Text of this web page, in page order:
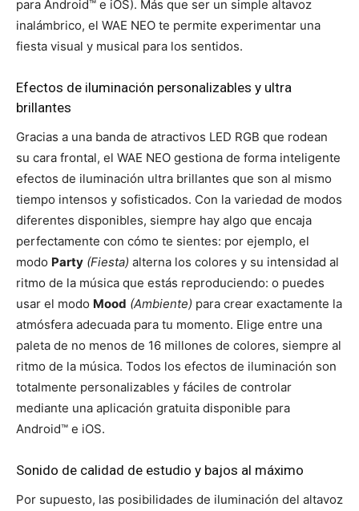
para Android™ e iOS). Más que ser un simple altavoz
inalámbrico, el WAE NEO te permite experimentar una
fiesta visual y musical para los sentidos.
Efectos de iluminación personalizables y ultra
brillantes
Gracias a una banda de atractivos LED RGB que rodean
su cara frontal, el WAE NEO gestiona de forma inteligente
efectos de iluminación ultra brillantes que son al mismo
tiempo intensos y sofisticados. Con la variedad de modos
diferentes disponibles, siempre hay algo que encaja
perfectamente con cómo te sientes: por ejemplo, el
modo Party (Fiesta) alterna los colores y su intensidad al
ritmo de la música que estás reproduciendo: o puedes
usar el modo Mood (Ambiente) para crear exactamente la
atmósfera adecuada para tu momento. Elige entre una
paleta de no menos de 16 millones de colores, siempre al
ritmo de la música. Todos los efectos de iluminación son
totalmente personalizables y fáciles de controlar
mediante una aplicación gratuita disponible para
Android™ e iOS.
Sonido de calidad de estudio y bajos al máximo
Por supuesto, las posibilidades de iluminación del altavoz